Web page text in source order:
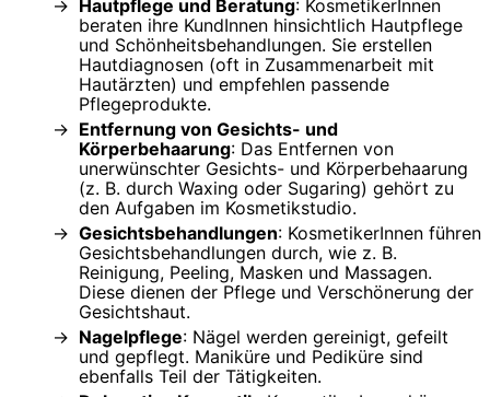
Hautpflege und Beratung: KosmetikerInnen
beraten ihre KundInnen hinsichtlich Hautpflege
und Schönheitsbehandlungen. Sie erstellen
Hautdiagnosen (oft in Zusammenarbeit mit
Hautärzten) und empfehlen passende
Pflegeprodukte.
Entfernung von Gesichts- und
Körperbehaarung: Das Entfernen von
unerwünschter Gesichts- und Körperbehaarung
(z. B. durch Waxing oder Sugaring) gehört zu
den Aufgaben im Kosmetikstudio.
Gesichtsbehandlungen: KosmetikerInnen führen
Gesichtsbehandlungen durch, wie z. B.
Reinigung, Peeling, Masken und Massagen.
Diese dienen der Pflege und Verschönerung der
Gesichtshaut.
Nagelpflege: Nägel werden gereinigt, gefeilt
und gepflegt. Maniküre und Pediküre sind
ebenfalls Teil der Tätigkeiten.